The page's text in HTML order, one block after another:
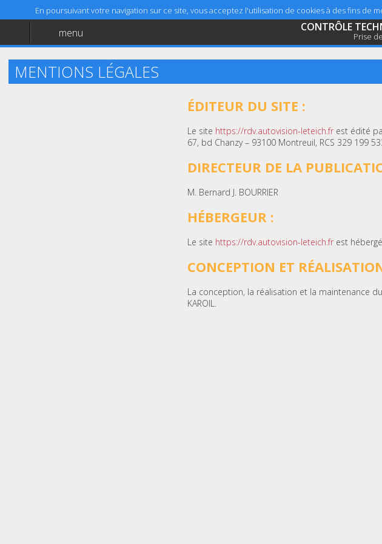
En poursuivant votre navigation sur ce site, vous acceptez l'utilisation de cookies à des fins
Aide
menu CONTRÔLE
Prise
MENTIONS LÉGALES
ÉDITEUR DU SITE :
Le site https://rdv.autovision-leteich.fr est édité
67, bd Chanzy – 93100 Montreuil, RCS 329 199
DIRECTEUR DE LA
M. Bernard J. BOURRIER
HÉBERGEUR :
Le site https://rdv.autovision-leteich.fr est
CONCEPTION ET
La conception, la réalisation et la maintenance
KAROIL.